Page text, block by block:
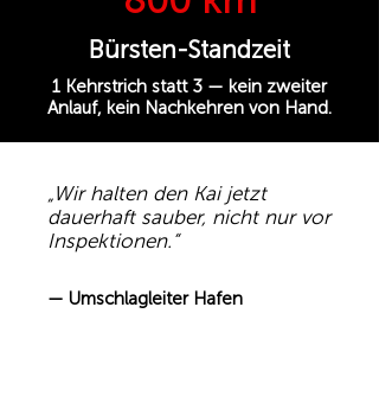
Bürsten-Standzeit
1 Kehrstrich statt 3 — kein zweiter
Anlauf, kein Nachkehren von Hand.
„Wir halten den Kai jetzt
dauerhaft sauber, nicht nur vor
Inspektionen.“
— Umschlagleiter Hafen